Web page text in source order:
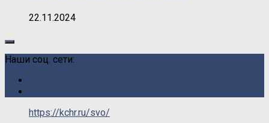
22.11.2024
Наши соц. сети:
https://kchr.ru/svo/